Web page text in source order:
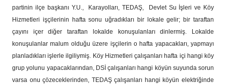
partinin ilçe başkanı Y.U., Karayolları, TEDAŞ, Devlet Su İşleri ve Köy
Hizmetleri işçilerinin hafta sonu uğradıkları bir lokale gelir; bir taraftan
çayını içer diğer taraftan lokalde konuşulanları dinlermiş. Lokalde
konuşulanlar malum olduğu üzere işçilerin o hafta yapacakları, yapmayı
planladıkları işlerle ilgiliymiş. Köy Hizmetleri çalışanları hafta içi hangi köy
grup yolunu yapacaklarından, DSİ çalışanları hangi köyün suyunda sorun
varsa onu çözeceklerinden, TEDAŞ çalışanları hangi köyün elektriğinde